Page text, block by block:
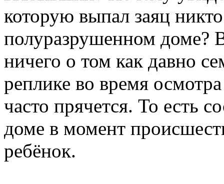
которую выпал заяц
полуразрушенном доме?
ничего о том как давно
реплике во время
часто прячется. То есть
доме в момент
ребёнок.